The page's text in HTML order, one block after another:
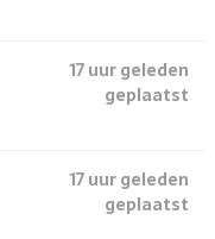
17 uur geleden
geplaatst
17 uur geleden
geplaatst